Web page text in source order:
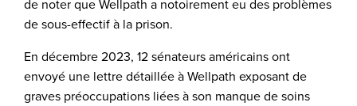
de noter que Wellpath a notoirement eu des problèmes
de sous-effectif à la prison.
En décembre 2023, 12 sénateurs américains ont
envoyé une lettre détaillée à Wellpath exposant de
graves préoccupations liées à son manque de soins